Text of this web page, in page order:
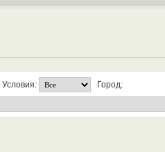
Условия: Город: